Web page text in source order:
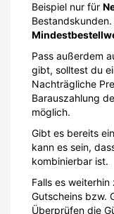
Beispiel nur für
Pass außerdem
gibt, solltest du
Nachträgliche
Barauszahlung
möglich.
Gibt es bereits
kann es sein,
kombinierbar ist.
Falls es
Gutscheins bzw.
Überprüfen die